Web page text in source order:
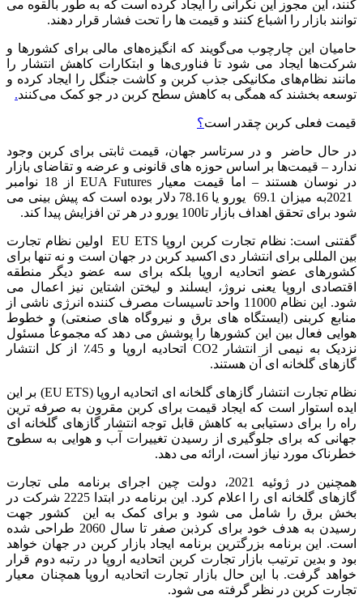
کنند، این مجوز این نگرانی را ایجاد کرده است که به طور بالقوه می
توانند بازار را اشباع کنند و قیمت ها را تحت فشار قرار دهند.
حامیان این چارچوب می‌گویند که انگیزه‌های مالی برای کشورها و
شرکت‌ها ایجاد می شود تا فناوری‌ها و ابتکارات کاهش انتشار را
مانند نظام‌های مکانیکی جذب کربن و کاشت جنگل را ایجاد کرده و
توسعه بخشند که همگی به کاهش سطح کربن در جو کمک می‌کنند.
قیمت فعلی کربن چقدر است؟
در حال حاضر و در سرتاسر جهان، قیمت ثابتی برای کربن وجود
ندارد – قیمت‌ها بر اساس حوزه های قانونی و عرضه و تقاضای بازار
در نوسان هستند – اما قیمت معیار EUA Futures از 18 نوامبر
2021به میزان 69.1 یورو یا 78.16 دلار بوده است که پیش بینی می
شود برای تحقق اهداف بازار تا100 یورو در هر تن افزایش پیدا کند.
گفتنی است: نظام تجارت کربن اروپا EU ETS اولین نظام تجارت
بین المللی برای انتشار دی اکسید کربن در جهان است و نه تنها برای
کشورهای عضو اتحادیه اروپا بلکه برای سه عضو دیگر منطقه
اقتصادی اروپا یعنی نروژ، ایسلند و لیختن اشتاین نیز اعمال می
شود. این نظام 11000 واحد تاسیسات مصرف کننده انرژی ناشی از
منابع کربنی (ایستگاه های برق و نیروگاه های صنعتی) و خطوط
هوایی فعال بین این کشورها را پوشش می دهد که مجموعاً مسئول
نزدیک به نیمی از انتشار CO2 اتحادیه اروپا و 45٪ از کل انتشار
گازهای گلخانه ای آن هستند.
نظام تجارت انتشار گازهای گلخانه ای اتحادیه اروپا (EU ETS) بر این
ایده استوار است که ایجاد قیمت برای کربن مقرون به صرفه ترین
راه را برای دستیابی به کاهش قابل توجه انتشار گازهای گلخانه ای
جهانی که برای جلوگیری از رسیدن تغییرات آب و هوایی به سطوح
خطرناک مورد نیاز است، ارائه می دهد.
همچنین در ژوئیه 2021، دولت چین اجرای برنامه ملی تجارت
گازهای گلخانه ای را اعلام کرد. این برنامه در ابتدا 2225 شرکت در
بخش برق را شامل می شود و برای کمک به این کشور جهت
رسیدن به هدف خود برای کرذبن صفر تا سال 2060 طراحی شده
است. این برنامه بزرگترین برنامه ایجاد بازار کربن در جهان خواهد
بود و بدین ترتیب بازار تجارت کربن اتحادیه اروپا در رتبه دوم قرار
خواهد گرفت. با این حال بازار تجارت اتحادیه اروپا همچنان معیار
تجارت کربن در نظر گرفته می شود.